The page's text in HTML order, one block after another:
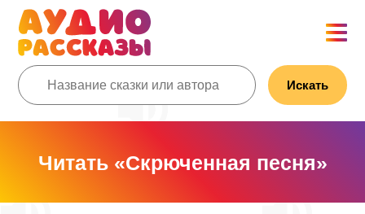
Искать
Читать «Скрюченная песня»